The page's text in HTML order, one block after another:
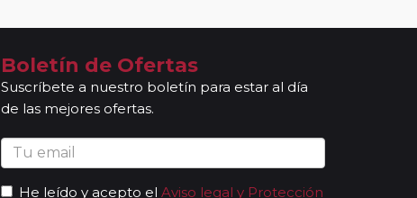
Boletín de Ofertas
Suscríbete a nuestro boletín para estar al día
de las mejores ofertas.
He leído y acepto el Aviso legal y Protección